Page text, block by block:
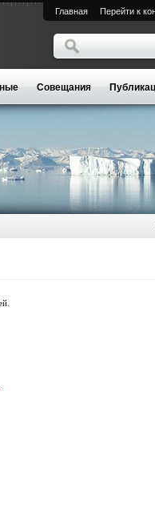
Главная Перейти к
Форма поиска
Поиск
Совещания